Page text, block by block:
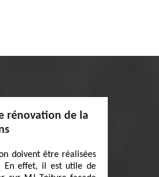
rénovation de la
doivent être réalisées
En effet, il est utile de